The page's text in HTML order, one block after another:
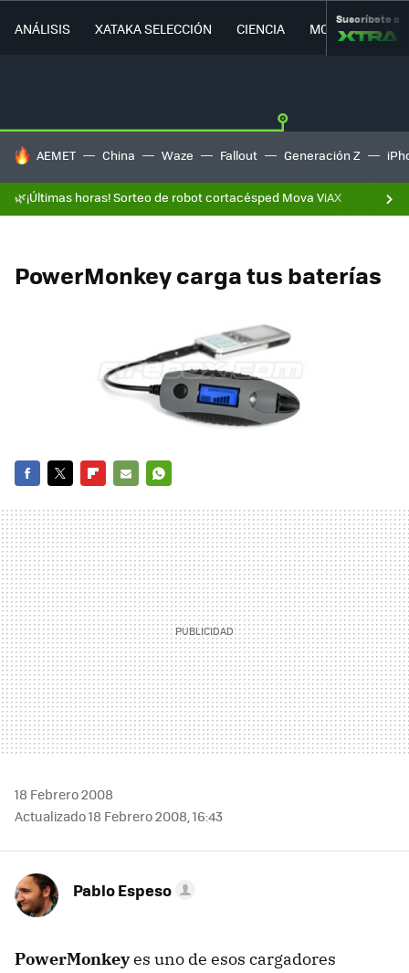
ANÁLISIS XATAKA SELECCIÓN CIENCIA MOVILIDAD
Suscríbete a
HOY SE HABLA DE
AEMET China Waze Fallout Generación Z
🌿¡Últimas horas! Sorteo de robot cortacésped Mova ViAX
PowerMonkey carga tus baterías
MAIL
18 Febrero 2008
Actualizado 18 Febrero 2008, 16:43
Pablo Espeso
PowerMonkeyes uno de esos cargadores